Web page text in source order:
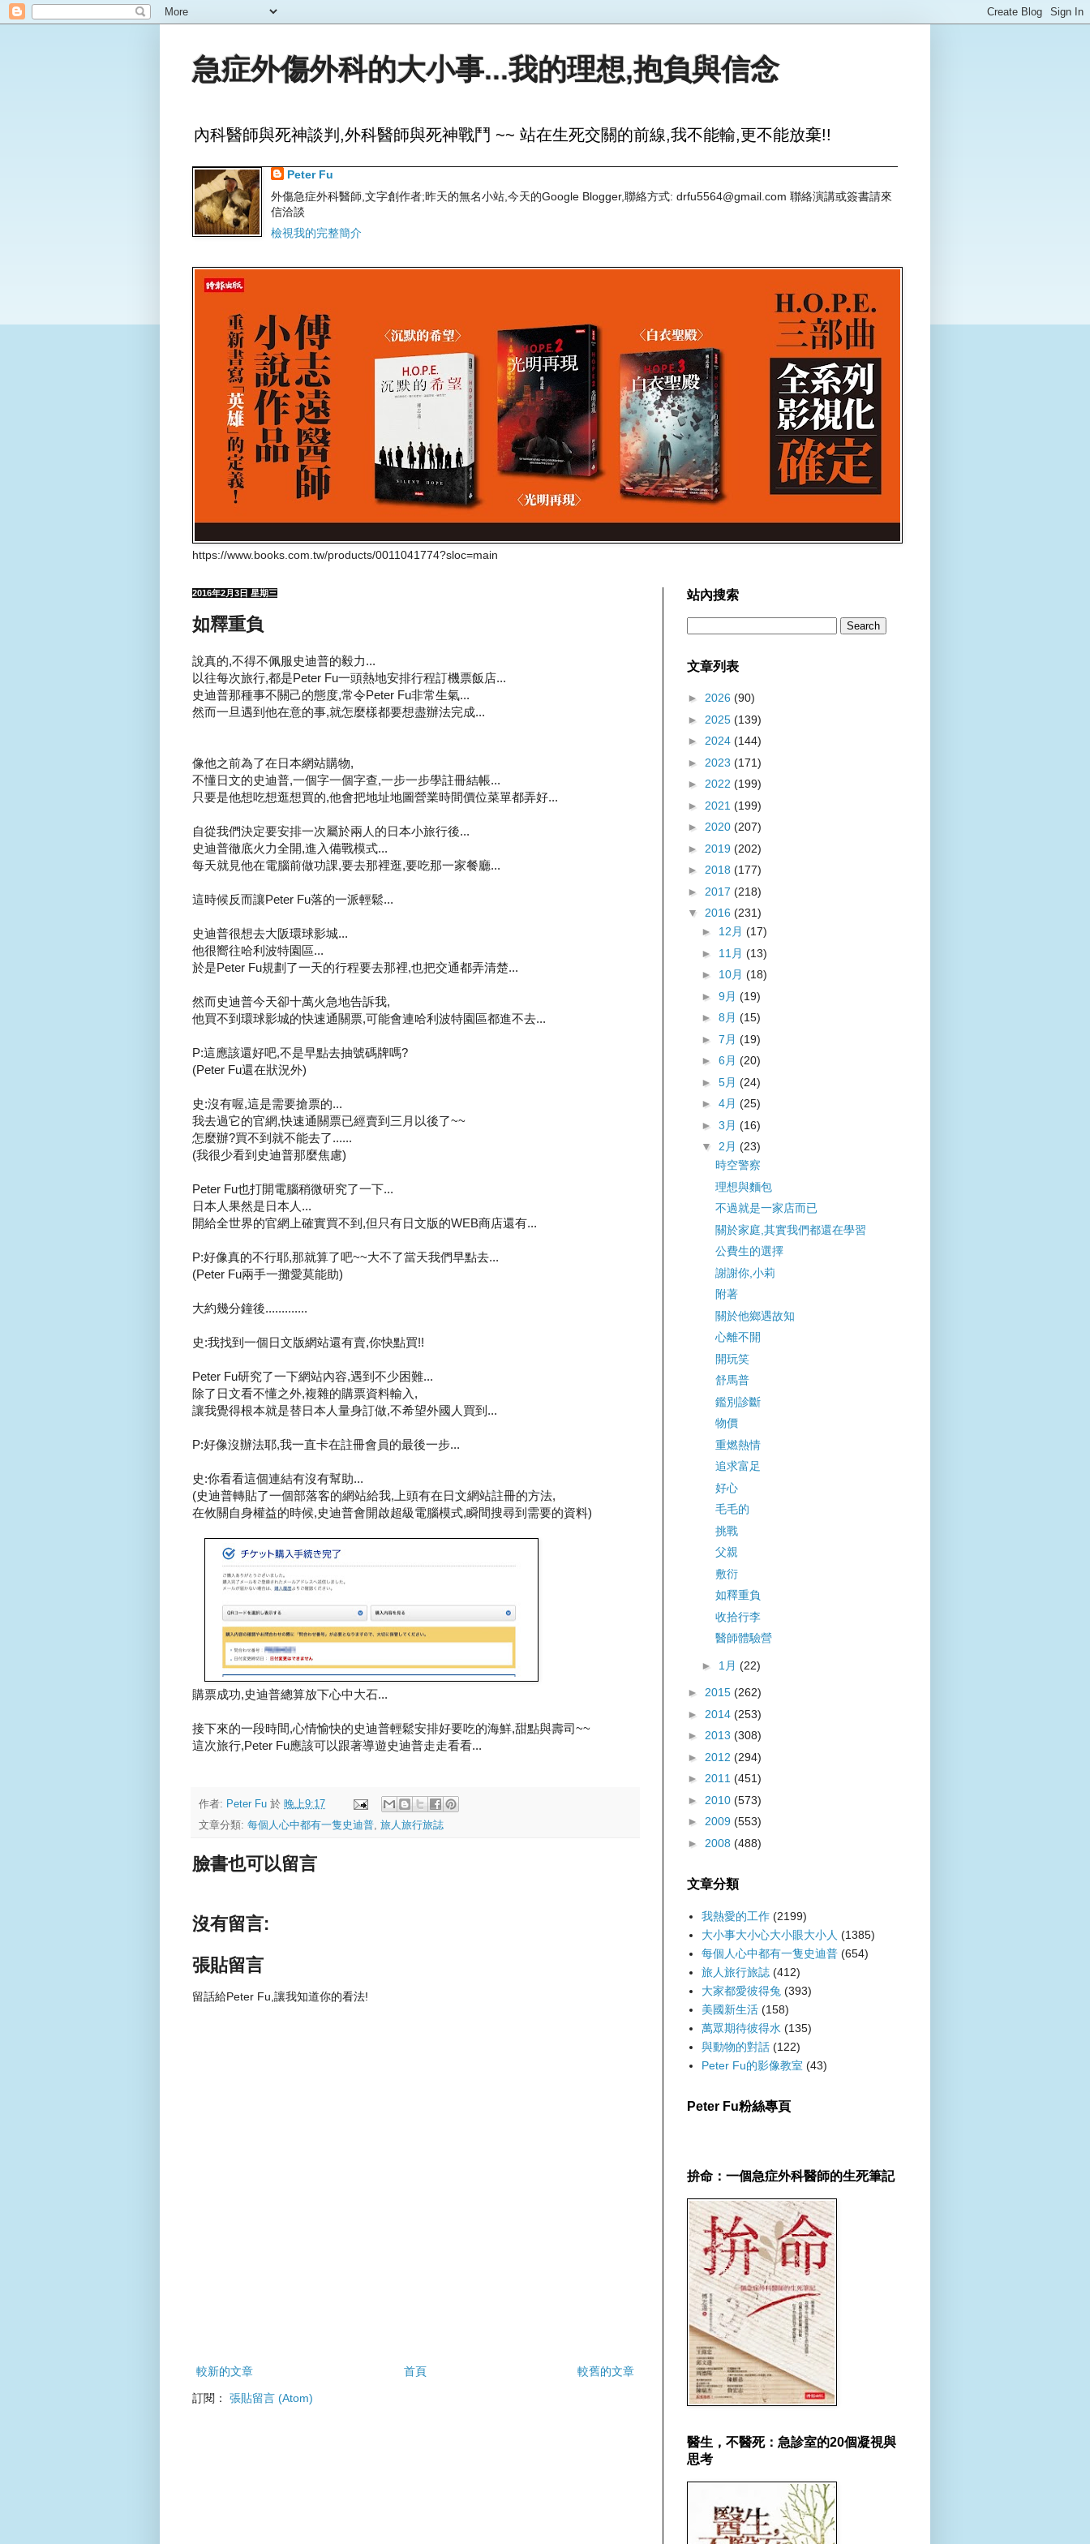
急症外傷外科的大小事...我的理想,抱負與信念
內科醫師與死神談判,外科醫師與死神戰鬥 ~~ 站在生死交關的前線,我不能輸,更不能放棄!!
Peter Fu
外傷急症外科醫師,文字創作者;昨天的無名小站,今天的Google Blogger,聯絡方式: drfu5564@gmail.com 聯絡演講或簽書請來
信洽談
檢視我的完整簡介
https://www.books.com.tw/products/0011041774?sloc=main
2016年2月3日 星期三
如釋重負
說真的,不得不佩服史迪普的毅力...
以往每次旅行,都是Peter Fu一頭熱地安排行程訂機票飯店...
史迪普那種事不關己的態度,常令Peter Fu非常生氣...
然而一旦遇到他在意的事,就怎麼樣都要想盡辦法完成...
像他之前為了在日本網站購物,
不懂日文的史迪普,一個字一個字查,一步一步學註冊結帳...
只要是他想吃想逛想買的,他會把地址地圖營業時間價位菜單都弄好...
自從我們決定要安排一次屬於兩人的日本小旅行後...
史迪普徹底火力全開,進入備戰模式...
每天就見他在電腦前做功課,要去那裡逛,要吃那一家餐廳...
這時候反而讓Peter Fu落的一派輕鬆...
史迪普很想去大阪環球影城...
他很嚮往哈利波特園區...
於是Peter Fu規劃了一天的行程要去那裡,也把交通都弄清楚...
然而史迪普今天卻十萬火急地告訴我,
他買不到環球影城的快速通關票,可能會連哈利波特園區都進不去...
P:這應該還好吧,不是早點去抽號碼牌嗎?
(Peter Fu還在狀況外)
史:沒有喔,這是需要搶票的...
我去過它的官網,快速通關票已經賣到三月以後了~~
怎麼辦?買不到就不能去了......
(我很少看到史迪普那麼焦慮)
Peter Fu也打開電腦稍微研究了一下...
日本人果然是日本人...
開給全世界的官網上確實買不到,但只有日文版的WEB商店還有...
P:好像真的不行耶,那就算了吧~~大不了當天我們早點去...
(Peter Fu兩手一攤愛莫能助)
大約幾分鐘後.............
史:我找到一個日文版網站還有賣,你快點買!!
Peter Fu研究了一下網站內容,遇到不少困難...
除了日文看不懂之外,複雜的購票資料輸入,
讓我覺得根本就是替日本人量身訂做,不希望外國人買到...
P:好像沒辦法耶,我一直卡在註冊會員的最後一步...
史:你看看這個連結有沒有幫助...
(史迪普轉貼了一個部落客的網站給我,上頭有在日文網站註冊的方法,
在攸關自身權益的時候,史迪普會開啟超級電腦模式,瞬間搜尋到需要的資料)
購票成功,史迪普總算放下心中大石...
接下來的一段時間,心情愉快的史迪普輕鬆安排好要吃的海鮮,甜點與壽司~~
這次旅行,Peter Fu應該可以跟著導遊史迪普走走看看...
作者: Peter Fu 於 晚上9:17
文章分類: 每個人心中都有一隻史迪普, 旅人旅行旅誌
臉書也可以留言
沒有留言:
張貼留言
留話給Peter Fu,讓我知道你的看法!
較新的文章 較舊的文章
首頁
訂閱： 張貼留言 (Atom)
站內搜索
文章列表
► 2026 (90)
► 2025 (139)
► 2024 (144)
► 2023 (171)
► 2022 (199)
► 2021 (199)
► 2020 (207)
► 2019 (202)
► 2018 (177)
► 2017 (218)
▼ 2016 (231)
► 12月 (17)
► 11月 (13)
► 10月 (18)
► 9月 (19)
► 8月 (15)
► 7月 (19)
► 6月 (20)
► 5月 (24)
► 4月 (25)
► 3月 (16)
▼ 2月 (23)
時空警察
理想與麵包
不過就是一家店而已
關於家庭,其實我們都還在學習
公費生的選擇
謝謝你,小莉
附著
關於他鄉遇故知
心離不開
開玩笑
舒馬普
鑑別診斷
物價
重燃熱情
追求富足
好心
毛毛的
挑戰
父親
敷衍
如釋重負
收拾行李
醫師體驗營
► 1月 (22)
► 2015 (262)
► 2014 (253)
► 2013 (308)
► 2012 (294)
► 2011 (451)
► 2010 (573)
► 2009 (553)
► 2008 (488)
文章分類
我熱愛的工作 (2199)
大小事大小心大小眼大小人 (1385)
每個人心中都有一隻史迪普 (654)
旅人旅行旅誌 (412)
大家都愛彼得兔 (393)
美國新生活 (158)
萬眾期待彼得水 (135)
與動物的對話 (122)
Peter Fu的影像教室 (43)
Peter Fu粉絲專頁
拚命：一個急症外科醫師的生死筆記
醫生，不醫死：急診室的20個凝視與
思考